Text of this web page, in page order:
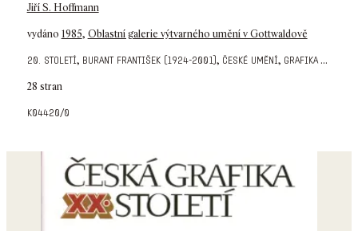
Jiří S. Hoffmann
vydáno 1985, Oblastní galerie výtvarného umění v Gottwaldově
20. století, burant františek (1924-2001), české umění, grafika...
28 stran
k04420/0